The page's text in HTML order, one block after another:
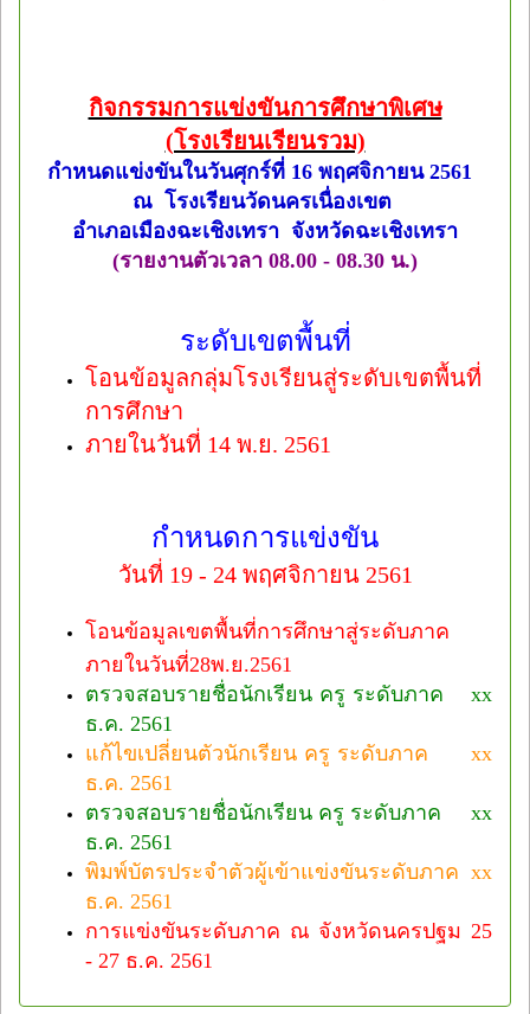
กิจกรรมการแข่งขันการศึกษาพิเศษ
(โรงเรียนเรียนรวม)
กำหนดแข่งขันในวันศุกร์ที่ 16 พฤศจิกายน 2561
ณ โรงเรียนวัดนครเนื่องเขต
อำเภอเมืองฉะเชิงเทรา จังหวัดฉะเชิงเทรา
(รายงานตัวเวลา 08.00 - 08.30 น.)
ระดับเขตพื้นที่
โอนข้อมูลกลุ่มโรงเรียนสู่ระดับเขตพื้นที่
การศึกษา
ภายในวันที่ 14 พ.ย. 2561
กำหนดการแข่งขัน
วันที่ 19 - 24 พฤศจิกายน 2561
โอนข้อมูลเขตพื้นที่การศึกษาสู่ระดับภาค​
ภายในวันที่28พ.ย.2561
ตรวจสอบรายชื่อนักเรียน ครู ระดับภาค xx
ธ.ค. 2561
แก้ไขเปลี่ยนตัวนักเรียน ครู ระดับภาค xx
ธ.ค. 2561
ตรวจสอบรายชื่อนักเรียน ครู ระดับภาค xx
ธ.ค. 2561
พิมพ์บัตรประจำตัวผู้เข้าแข่งขันระดับภาค xx
ธ.ค. 2561
การแข่งขันระดับภาค ณ จังหวัดนครปฐม 25
- 27 ธ.ค. 2561